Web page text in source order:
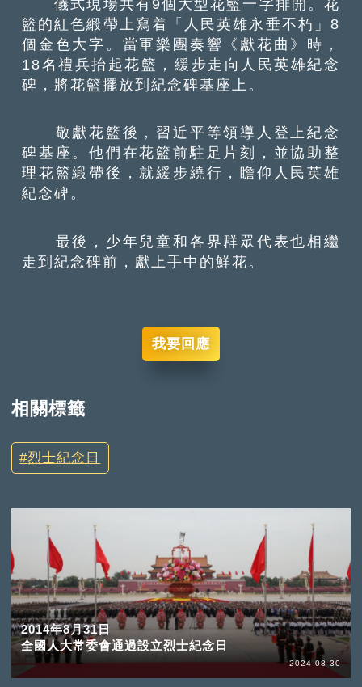
儀式現場共有9個大型花籃一字排開。花
籃的紅色緞帶上寫着「人民英雄永垂不朽」8
個金色大字。當軍樂團奏響《獻花曲》時，
18名禮兵抬起花籃，緩步走向人民英雄紀念
碑，將花籃擺放到紀念碑基座上。
敬獻花籃後，習近平等領導人登上紀念
碑基座。他們在花籃前駐足片刻，並協助整
理花籃緞帶後，就緩步繞行，瞻仰人民英雄
紀念碑。
最後，少年兒童和各界群眾代表也相繼
走到紀念碑前，獻上手中的鮮花。
我要回應
相關標籤
烈士紀念日
2014年8月31日
全國人大常委會通過設立烈士紀念日
2024-08-30